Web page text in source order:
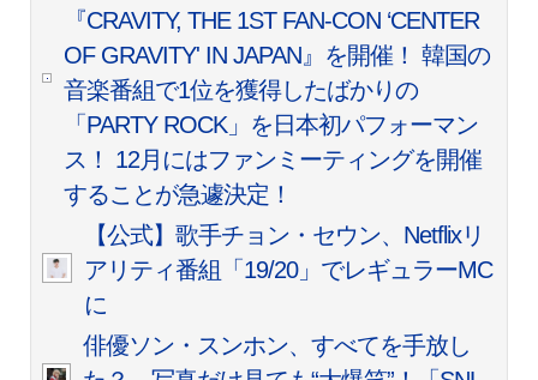
『CRAVITY, THE 1ST FAN-CON ‘CENTER
OF GRAVITY' IN JAPAN』を開催！ 韓国の
音楽番組で1位を獲得したばかりの
「PARTY ROCK」を日本初パフォーマン
ス！ 12月にはファンミーティングを開催
することが急遽決定！
【公式】歌手チョン・セウン、Netflixリ
アリティ番組「19/20」でレギュラーMC
に
俳優ソン・スンホン、すべてを手放し